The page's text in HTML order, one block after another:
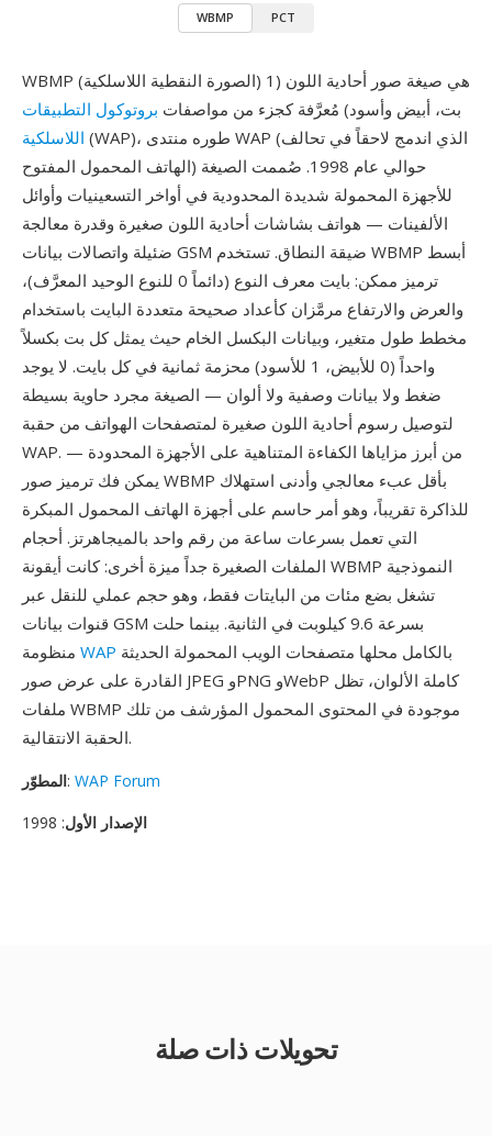
WBMP PCT
WBMP (الصورة النقطية اللاسلكية) هي صيغة صور أحادية اللون (1
بت، أبيض وأسود) مُعرَّفة كجزء من مواصفات بروتوكول التطبيقات
اللاسلكية (WAP)، طوره منتدى WAP (الذي اندمج لاحقاً في تحالف
الهاتف المحمول المفتوح) حوالي عام 1998. صُممت الصيغة
للأجهزة المحمولة شديدة المحدودية في أواخر التسعينيات وأوائل
الألفينات — هواتف بشاشات أحادية اللون صغيرة وقدرة معالجة
ضئيلة واتصالات بيانات GSM ضيقة النطاق. تستخدم WBMP أبسط
ترميز ممكن: بايت معرف النوع (دائماً 0 للنوع الوحيد المعرَّف)،
والعرض والارتفاع مرمَّزان كأعداد صحيحة متعددة البايت باستخدام
مخطط طول متغير، وبيانات البكسل الخام حيث يمثل كل بت بكسلاً
واحداً (0 للأبيض، 1 للأسود) محزمة ثمانية في كل بايت. لا يوجد
ضغط ولا بيانات وصفية ولا ألوان — الصيغة مجرد حاوية بسيطة
لتوصيل رسوم أحادية اللون صغيرة لمتصفحات الهواتف من حقبة
WAP. من أبرز مزاياها الكفاءة المتناهية على الأجهزة المحدودة —
يمكن فك ترميز صور WBMP بأقل عبء معالجي وأدنى استهلاك
للذاكرة تقريباً، وهو أمر حاسم على أجهزة الهاتف المحمول المبكرة
التي تعمل بسرعات ساعة من رقم واحد بالميجاهرتز. أحجام
الملفات الصغيرة جداً ميزة أخرى: كانت أيقونة WBMP النموذجية
تشغل بضع مئات من البايتات فقط، وهو حجم عملي للنقل عبر
قنوات بيانات GSM بسرعة 9.6 كيلوبت في الثانية. بينما حلت
WAP
القادرة على عرض صور JPEG وPNG وWebP كاملة الألوان، تظل
ملفات WBMP موجودة في المحتوى المحمول المؤرشف من تلك
الحقبة الانتقالية.
المطوّر: WAP Forum
الإصدار الأول: 1998
تحويلات ذات صلة